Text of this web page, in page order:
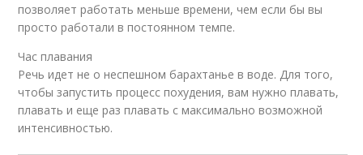
позволяет работать меньше времени, чем если бы вы
просто работали в постоянном темпе.
Час плавания
Речь идет не о неспешном барахтанье в воде. Для того,
чтобы запустить процесс похудения, вам нужно плавать,
плавать и еще раз плавать с максимально возможной
интенсивностью.